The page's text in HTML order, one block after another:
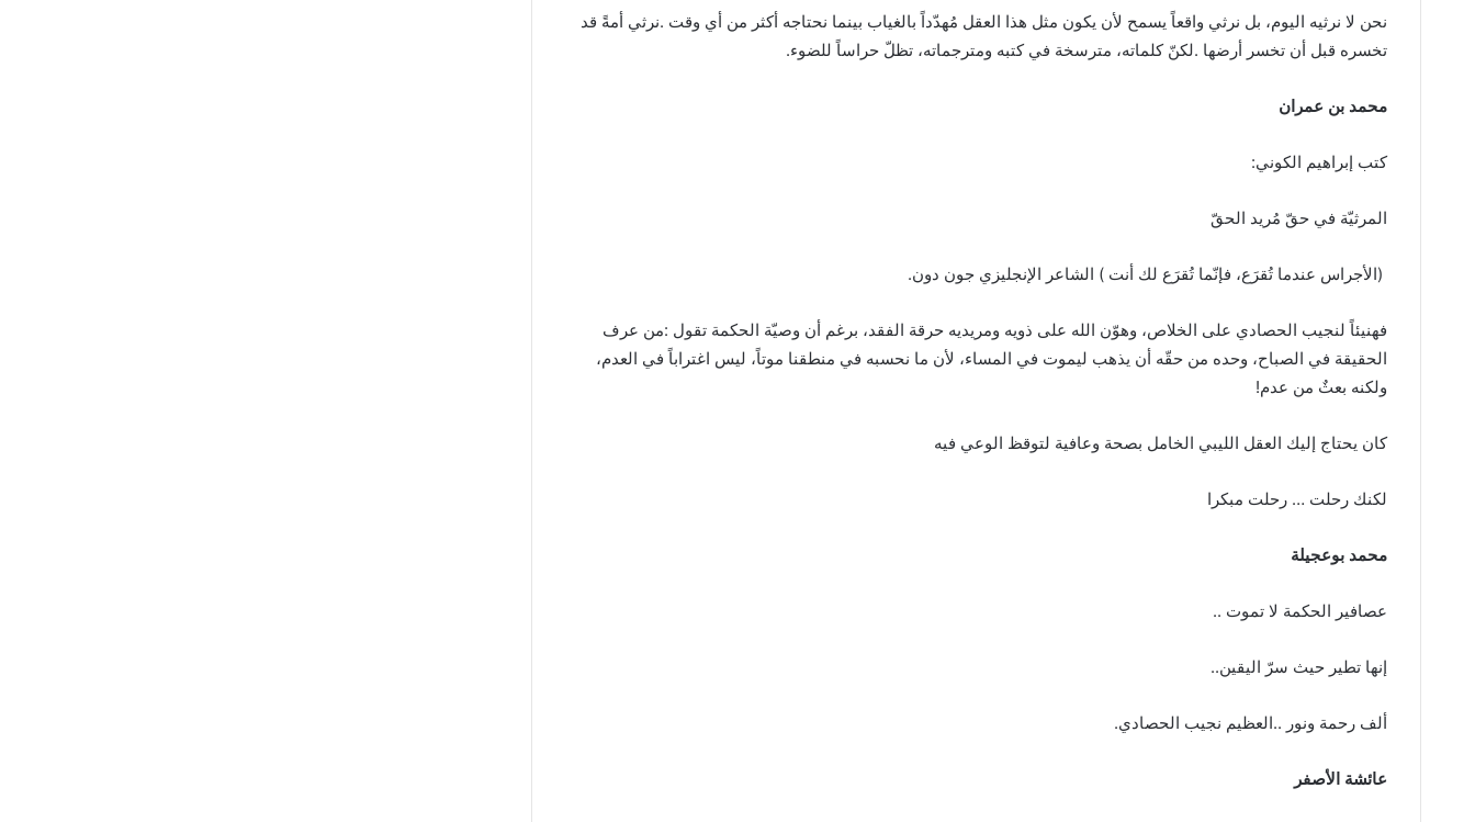
‬تخسره‭ ‬قبل‭ ‬أن‭ ‬تخسر‭ ‬أرضها‭. ‬لكنّ‭ ‬كلماته،‭ ‬مترسخة‭ ‬في‭ ‬كتبه‭ ‬ومترجماته،‭ ‬تظلّ‭ ‬حراساً‭ ‬للضوء‭.‬
محمد‭ ‬بن‭ ‬عمران
كتب‭ ‬إبراهيم‭ ‬الكوني‭:‬
المرثيّة‭ ‬في‭ ‬حقّ‭ ‬مُريد‭ ‬الحقّ
‭) ‬الأجراس‭ ‬عندما‭ ‬تُقرَع،‭ ‬فإنّما‭ ‬تُقرَع‭ ‬لك‭ ‬أنت‭ ( ‬الشاعر‭ ‬الإنجليزي‭ ‬جون‭ ‬دون‭ .‬
‬ولكنه‭ ‬بعثٌ‭ ‬من‭ ‬عدم‭!‬
كان‭ ‬يحتاج‭ ‬إليك‭ ‬العقل‭ ‬الليبي‭ ‬الخامل‭ ‬بصحة‭ ‬وعافية‭ ‬لتوقظ‭ ‬الوعي‭ ‬فيه
لكنك‭ ‬رحلت‭ … ‬رحلت‭ ‬مبكرا
محمد‭ ‬بوعجيلة
عصافير‭ ‬الحكمة‭ ‬لا‭ ‬تموت‭..‬‮ ‬
إنها‭ ‬تطير‭ ‬حيث‭ ‬سرّ‭ ‬اليقين‭..‬
ألف‭ ‬رحمة‭ ‬ونور‭.. ‬العظيم‭ ‬نجيب‭ ‬الحصادي‭.‬
عائشة‭ ‬الأصفر